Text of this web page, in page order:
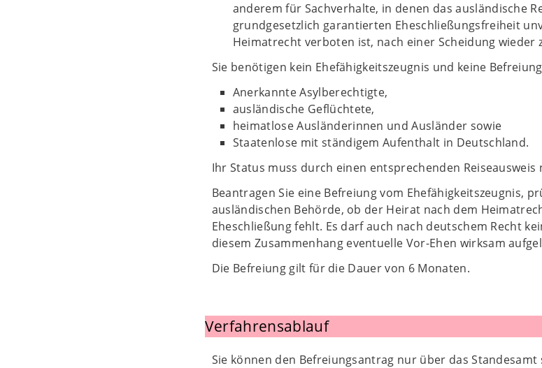
anderem für Sachverhalte, in denen das ausländische
grundgesetzlich garantierten Eheschließungsfreiheit
Heimatrecht verboten ist, nach einer Scheidung wieder
Sie benötigen kein Ehefähigkeitszeugnis und keine
Anerkannte Asylberechtigte,
ausländische Geflüchtete,
heimatlose Ausländerinnen und Ausländer sowie
Staatenlose mit ständigem Aufenthalt in Deutschland.
Ihr Status muss durch einen entsprechenden Reiseausweis
Beantragen Sie eine Befreiung vom Ehefähigkeitszeugnis,
ausländischen Behörde, ob der Heirat nach dem
Eheschließung fehlt. Es darf auch nach deutschem Recht
diesem Zusammenhang eventuelle Vor-Ehen wirksam
Die Befreiung gilt für die Dauer von 6 Monaten.
Verfahrensablauf
Sie können den Befreiungsantrag nur über das